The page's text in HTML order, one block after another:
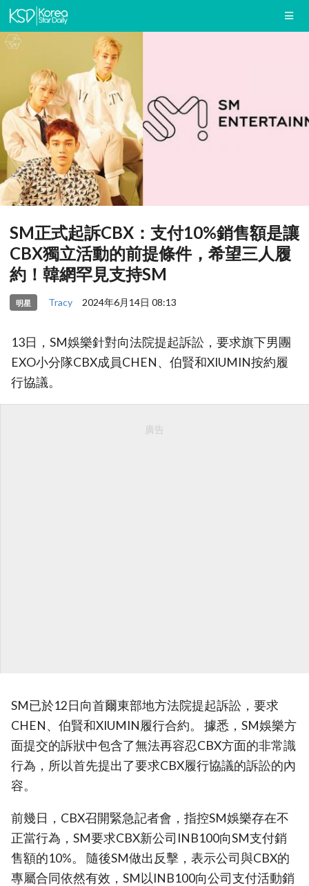
SM正式起訴CBX：支付10%銷售額是讓
CBX獨立活動的前提條件，希望三人履
約！韓網罕見支持SM
明星 Tracy 2024年6月14日 08:13
13日，SM娛樂針對向法院提起訴訟，要求旗下男團
EXO小分隊CBX成員CHEN、伯賢和XIUMIN按約履
行協議。
廣告
SM已於12日向首爾東部地方法院提起訴訟，要求
CHEN、伯賢和XIUMIN履行合約。 據悉，SM娛樂方
面提交的訴狀中包含了無法再容忍CBX方面的非常識
行為，所以首先提出了要求CBX履行協議的訴訟的內
容。
前幾日，CBX召開緊急記者會，指控SM娛樂存在不
正當行為，SM要求CBX新公司INB100向SM支付銷
售額的10%。 隨後SM做出反擊，表示公司與CBX的
專屬合同依然有效，SM以INB100向公司支付活動銷